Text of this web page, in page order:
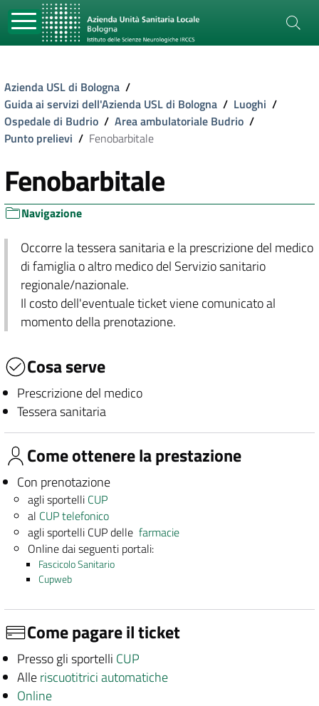
Azienda USL di Bologna /
Guida ai servizi dell'Azienda USL di Bologna / Luoghi /
Ospedale di Budrio / Area ambulatoriale Budrio /
Punto prelievi / Fenobarbitale
Fenobarbitale
Navigazione
Occorre la tessera sanitaria e la prescrizione del medico
di famiglia o altro medico del Servizio sanitario
regionale/nazionale.
Il costo dell'eventuale ticket viene comunicato al
momento della prenotazione.
Cosa serve
Prescrizione del medico
Tessera sanitaria
Come ottenere la prestazione
Con prenotazione
agli sportelli CUP
al CUP telefonico
agli sportelli CUP dellefarmacie
Online dai seguenti portali:
Fascicolo Sanitario
Cupweb
Come pagare il ticket
Presso gli sportelli CUP
Alleriscuotitrici automatiche
Online